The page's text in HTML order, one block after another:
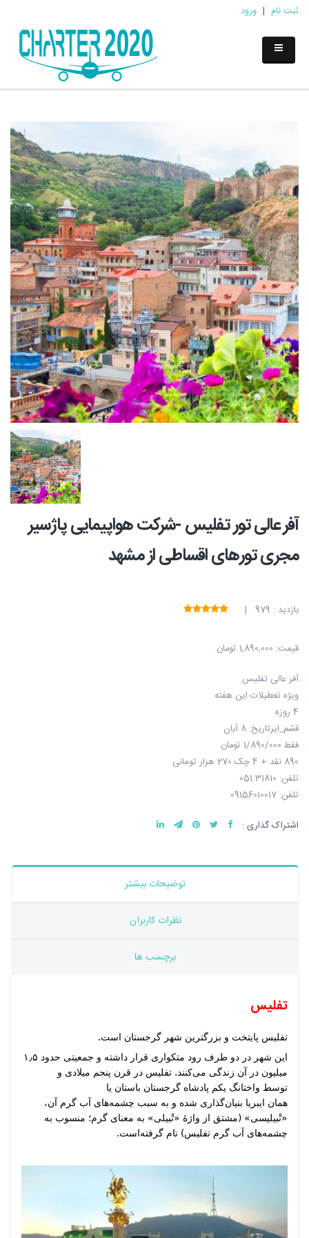
ثبت نام | ورود
آفر عالی تور تفلیس -شرکت هواپیمایی پاژسیر
مجری تورهای اقساطی از مشهد
بازدید : 979 |
قیمت: 1,890,000 تومان
آفر عالی تفلیس
ویژه تعطیلات این هفته
4 روزه
قشم_ایرتاریخ: 8 آبان
فقط 1/890/000 تومان
890 نقد + 4 چک 270 هزار تومانی
تلفن: 051.31810
تلفن: 09156010017
اشتراک گذاری :
توضیحات بیشتر
نظرات کاربران
برچسب ها
تفلیس
تفلیس پایتخت و بزرگترین شهر گرجستان است.
این شهر در دو طرف رود متکواری
قرار داشته و جمعیتی حدود ۱٫۵
میلیون در آن زندگی می‌کنند. تفلیس در قرن پنجم میلادی و
توسط واختانگ یکم پادشاه گرجستان باستان یا
همان ایبریا بنیان‌گذاری شده و به سبب چشمه‌های آب گرم آن،
«تْبیلیسی» (مشتق از واژهٔ «تْبیلی» به معنای گرم؛ منسوب به
چشمه‌های آب گرم تفلیس) نام گرفته‌است.